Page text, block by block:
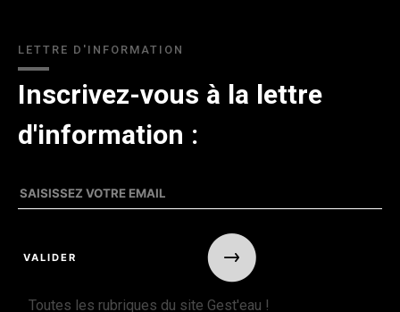
LETTRE D'INFORMATION
Inscrivez-vous à la lettre
d'information :
Toutes les rubriques du site Gest'eau !